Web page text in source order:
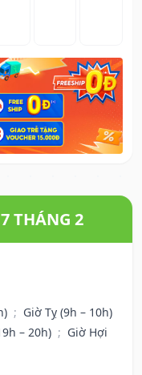
THÁNG 2
; Giờ Tỵ (9h – 10h)
– 20h) ; Giờ Hợi